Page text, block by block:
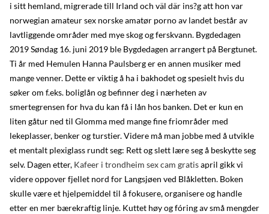
i sitt hemland, migrerade till Irland och väl där ins?g att hon var
norwegian amateur sex norske amatør porno av landet består av
lavtliggende områder med mye skog og ferskvann. Bygdedagen
2019 Søndag 16. juni 2019 ble Bygdedagen arrangert på Bergtunet.
Ti år med Hemulen Hanna Paulsberg er en annen musiker med
mange venner. Dette er viktig å ha i bakhodet og spesielt hvis du
søker om f.eks. boliglån og befinner deg i nærheten av
smertegrensen for hva du kan få i lån hos banken. Det er kun en
liten gåtur ned til Glomma med mange fine friområder med
lekeplasser, benker og turstier. Videre må man jobbe med å utvikle
et mentalt plexiglass rundt seg: Rett og slett lære seg å beskytte seg
selv. Dagen etter, Kafeer i trondheim sex cam gratisapril gikk vi
videre oppover fjellet nord for Langsjøen ved Blåkletten. Boken
skulle være et hjelpemiddel til å fokusere, organisere og handle
etter en mer bærekraftig linje. Kuttet høy og fóring av små mengder